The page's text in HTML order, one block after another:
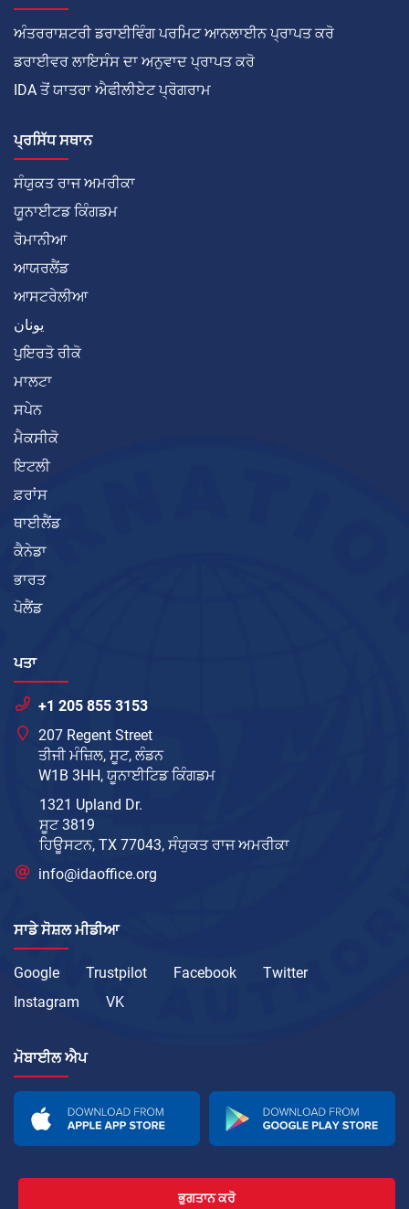
ਅੰਤਰਰਾਸ਼ਟਰੀ ਡਰਾਈਵਿੰਗ ਪਰਮਿਟ ਆਨਲਾਈਨ ਪ੍ਰਾਪਤ ਕਰੋ
ਡਰਾਈਵਰ ਲਾਇਸੰਸ ਦਾ ਅਨੁਵਾਦ ਪ੍ਰਾਪਤ ਕਰੋ
IDA ਤੋਂ ਯਾਤਰਾ ਐਫੀਲੀਏਟ ਪ੍ਰੋਗਰਾਮ
ਪ੍ਰਸਿੱਧ ਸਥਾਨ
ਸੰਯੁਕਤ ਰਾਜ ਅਮਰੀਕਾ
ਯੂਨਾਈਟਡ ਕਿੰਗਡਮ
ਰੋਮਾਨੀਆ
ਆਯਰਲੈਂਡ
ਆਸਟਰੇਲੀਆ
يونان
ਪੁਇਰਤੋ ਰੀਕੋ
ਮਾਲਟਾ
ਸਪੇਨ
ਮੈਕਸੀਕੋ
ਇਟਲੀ
ਫ਼ਰਾਂਸ
ਥਾਈਲੈਂਡ
ਕੈਨੇਡਾ
ਭਾਰਤ
ਪੋਲੈਂਡ
ਪਤਾ
+1 205 855 3153
207 Regent Street
ਤੀਜੀ ਮੰਜ਼ਿਲ, ਸੂਟ, ਲੰਡਨ
W1B 3HH, ਯੂਨਾਈਟਿਡ ਕਿੰਗਡਮ
1321 Upland Dr.
ਸੂਟ 3819
ਹਿਊਸਟਨ, TX 77043, ਸੰਯੁਕਤ ਰਾਜ ਅਮਰੀਕਾ
info@idaoffice.org
ਸਾਡੇ ਸੋਸ਼ਲ ਮੀਡੀਆ
Google Trustpilot Facebook
Twitter
Instagram
VK
ਮੋਬਾਈਲ ਐਪ
ਭੁਗਤਾਨ ਕਰੋ